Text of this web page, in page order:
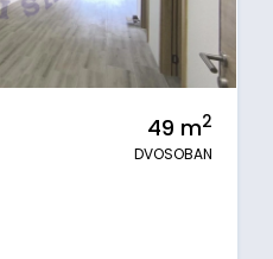
49 m2
DVOSOBAN